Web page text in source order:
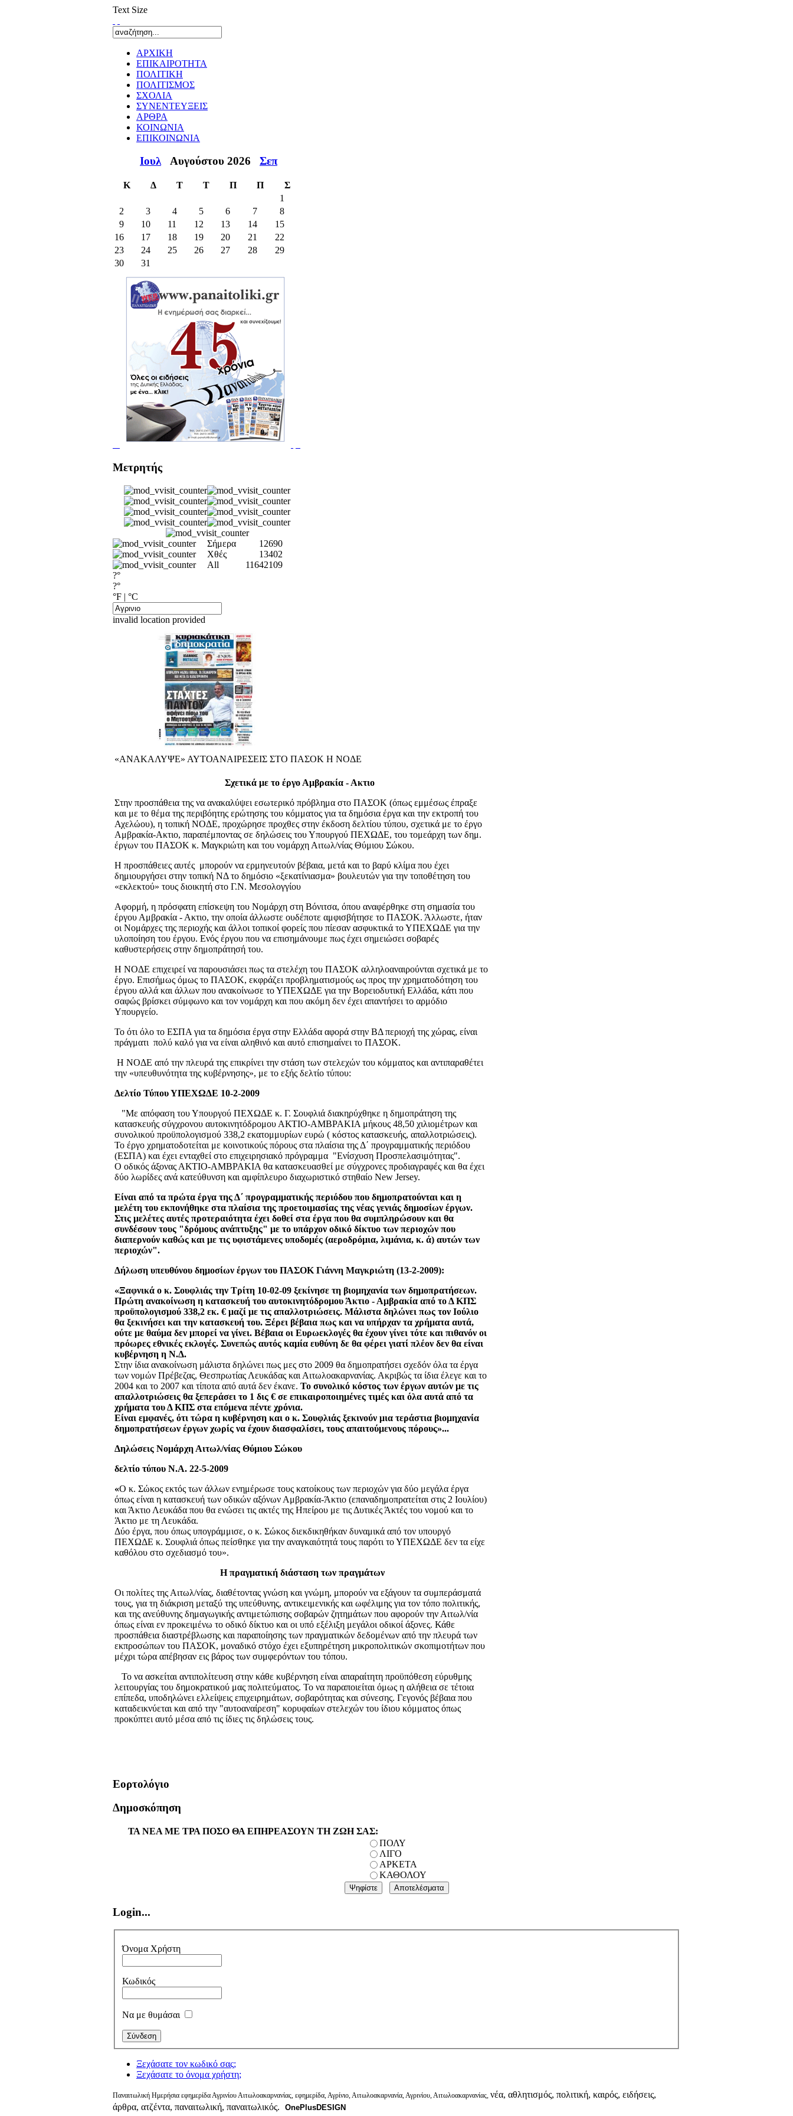
Text Size
ΑΡΧΙΚΗ
ΕΠΙΚΑΙΡΟΤΗΤΑ
ΠΟΛΙΤΙΚΗ
ΠΟΛΙΤΙΣΜΟΣ
ΣΧΟΛΙΑ
ΣΥΝΕΝΤΕΥΞΕΙΣ
ΑΡΘΡΑ
ΚΟΙΝΩΝΙΑ
ΕΠΙΚΟΙΝΩΝΙΑ
Ιουλ Αυγούστου 2026 Σεπ
Κ Δ Τ Τ Π Π
Σ
1
2
3 4 5 6 7
8
9
10 11 12 13 14
15
16
17 18 19 20 21
22
23
24 25 26 27 28
29
30
31
Μετρητής
Σήμερα
12690
Χθές
13402
All
11642109
?°
?°
°F | °C
invalid location provided
«ΑΝΑΚΑΛΥΨΕ» ΑΥΤΟΑΝΑΙΡΕΣΕΙΣ ΣΤΟ ΠΑΣΟΚ Η ΝΟΔΕ
Σχετικά με το έργο Αμβρακία - Ακτιο
Στην προσπάθεια της να ανακαλύψει εσωτερικό πρόβλημα στο ΠΑΣΟΚ (όπως εμμέσως έπραξε
και με το θέμα της περιβόητης ερώτησης του κόμματος για τα δημόσια έργα και την εκτροπή του
Αχελώου), η τοπική ΝΟΔΕ, προχώρησε προχθες στην έκδοση δελτίου τύπου, σχετικά με το έργο
Αμβρακία-Ακτιο, παραπέμποντας σε δηλώσεις του Υπουργού ΠΕΧΩΔΕ, του τομεάρχη των δημ.
έργων του ΠΑΣΟΚ κ. Μαγκριώτη και του νομάρχη Αιτωλ/νίας Θύμιου Σώκου.
Η προσπάθειες αυτές μπορούν να ερμηνευτούν βέβαια, μετά και το βαρύ κλίμα που έχει
δημιουργήσει στην τοπική ΝΔ το δημόσιο «ξεκατίνιασμα» βουλευτών για την τοποθέτηση του
«εκλεκτού» τους διοικητή στο Γ.Ν. Μεσολογγίου
Αφορμή, η πρόσφατη επίσκεψη του Νομάρχη στη Βόνιτσα, όπου αναφέρθηκε στη σημασία του
έργου Αμβρακία - Ακτιο, την οποία άλλωστε ουδέποτε αμφισβήτησε το ΠΑΣΟΚ. Άλλωστε, ήταν
οι Νομάρχες της περιοχής και άλλοι τοπικοί φορείς που πίεσαν ασφυκτικά το ΥΠΕΧΩΔΕ για την
υλοποίηση του έργου. Ενός έργου που να επισημάνουμε πως έχει σημειώσει σοβαρές
καθυστερήσεις στην δημοπράτησή του.
Η ΝΟΔΕ επιχειρεί να παρουσιάσει πως τα στελέχη του ΠΑΣΟΚ αλληλοαναιρούνται σχετικά με το
έργο. Επισήμως όμως το ΠΑΣΟΚ, εκφράζει προβληματισμούς ως προς την χρηματοδότηση του
έργου αλλά και άλλων που ανακοίνωσε το ΥΠΕΧΩΔΕ για την Βορειοδυτική Ελλάδα, κάτι που
σαφώς βρίσκει σύμφωνο και τον νομάρχη και που ακόμη δεν έχει απαντήσει το αρμόδιο
Υπουργείο.
Το ότι όλο το ΕΣΠΑ για τα δημόσια έργα στην Ελλάδα αφορά στην ΒΔ περιοχή της χώρας, είναι
πράγματι πολύ καλό για να είναι αληθινό και αυτό επισημαίνει το ΠΑΣΟΚ.
Η ΝΟΔΕ από την πλευρά της επικρίνει την στάση των στελεχών του κόμματος και αντιπαραθέτει
την «υπευθυνότητα της κυβέρνησης», με το εξής δελτίο τύπου:
Δελτίο Τύπου ΥΠΕΧΩΔΕ 10-2-2009
"Με απόφαση του Υπουργού ΠΕΧΩΔΕ κ. Γ. Σουφλιά διακηρύχθηκε η δημοπράτηση της
κατασκευής σύγχρονου αυτοκινητόδρομου ΑΚΤΙΟ-ΑΜΒΡΑΚΙΑ μήκους 48,50 χιλιομέτρων και
συνολικού προϋπολογισμού 338,2 εκατομμυρίων ευρώ ( κόστος κατασκευής, απαλλοτριώσεις).
Το έργο χρηματοδοτείται με κοινοτικούς πόρους στα πλαίσια της Δ΄ προγραμματικής περιόδου
(ΕΣΠΑ) και έχει ενταχθεί στο επιχειρησιακό πρόγραμμα "Ενίσχυση Προσπελασιμότητας".
Ο οδικός άξονας ΑΚΤΙΟ-ΑΜΒΡΑΚΙΑ θα κατασκευασθεί με σύγχρονες προδιαγραφές και θα έχει
δύο λωρίδες ανά κατεύθυνση και αμφίπλευρο διαχωριστικό στηθαίο New Jersey.
Είναι από τα πρώτα έργα της Δ΄ προγραμματικής περιόδου που δημοπρατούνται και η
μελέτη του εκπονήθηκε στα πλαίσια της προετοιμασίας της νέας γενιάς δημοσίων έργων.
Στις μελέτες αυτές προτεραιότητα έχει δοθεί στα έργα που θα συμπληρώσουν και θα
συνδέσουν τους "δρόμους ανάπτυξης" με το υπάρχον οδικό δίκτυο των περιοχών που
διαπερνούν καθώς και με τις υφιστάμενες υποδομές (αεροδρόμια, λιμάνια, κ. ά) αυτών των
περιοχών".
Δήλωση υπευθύνου δημοσίων έργων του ΠΑΣΟΚ Γιάννη Μαγκριώτη (13-2-2009):
«Ξαφνικά ο κ. Σουφλιάς την Τρίτη 10-02-09 ξεκίνησε τη βιομηχανία των δημοπρατήσεων.
Πρώτη ανακοίνωση η κατασκευή του αυτοκινητόδρομου Άκτιο - Αμβρακία από το Δ ΚΠΣ
προϋπολογισμού 338,2 εκ. € μαζί με τις απαλλοτριώσεις. Μάλιστα δηλώνει πως τον Ιούλιο
θα ξεκινήσει και την κατασκευή του. Ξέρει βέβαια πως και να υπήρχαν τα χρήματα αυτά,
ούτε με θαύμα δεν μπορεί να γίνει. Βέβαια οι Ευρωεκλογές θα έχουν γίνει τότε και πιθανόν οι
πρόωρες εθνικές εκλογές. Συνεπώς αυτός καμία ευθύνη δε θα φέρει γιατί πλέον δεν θα είναι
κυβέρνηση η Ν.Δ.
Στην ίδια ανακοίνωση μάλιστα δηλώνει πως μες στο 2009 θα δημοπρατήσει σχεδόν όλα τα έργα
των νομών Πρέβεζας, Θεσπρωτίας Λευκάδας και Αιτωλοακαρνανίας. Ακριβώς τα ίδια έλεγε και το
2004 και το 2007 και τίποτα από αυτά δεν έκανε. Το συνολικό κόστος των έργων αυτών με τις
απαλλοτριώσεις θα ξεπεράσει το 1 δις € σε επικαιροποιημένες τιμές και όλα αυτά από τα
χρήματα του Δ ΚΠΣ στα επόμενα πέντε χρόνια.
Είναι εμφανές, ότι τώρα η κυβέρνηση και ο κ. Σουφλιάς ξεκινούν μια τεράστια βιομηχανία
δημοπρατήσεων έργων χωρίς να έχουν διασφαλίσει, τους απαιτούμενους πόρους»...
Δηλώσεις Νομάρχη Αιτωλ/νίας Θύμιου Σώκου
δελτίο τύπου Ν.Α. 22-5-2009
«Ο κ. Σώκος εκτός των άλλων ενημέρωσε τους κατοίκους των περιοχών για δύο μεγάλα έργα
όπως είναι η κατασκευή των οδικών αξόνων Αμβρακία-Άκτιο (επαναδημοπρατείται στις 2 Ιουλίου)
και Άκτιο Λευκάδα που θα ενώσει τις ακτές της Ηπείρου με τις Δυτικές Άκτές του νομού και το
Άκτιο με τη Λευκάδα.
Δύο έργα, που όπως υπογράμμισε, ο κ. Σώκος διεκδικηθήκαν δυναμικά από τον υπουργό
ΠΕΧΩΔΕ κ. Σουφλιά όπως πείσθηκε για την αναγκαιότητά τους παρότι το ΥΠΕΧΩΔΕ δεν τα είχε
καθόλου στο σχεδιασμό του».
Η πραγματική διάσταση των πραγμάτων
Οι πολίτες της Αιτωλ/νίας, διαθέτοντας γνώση και γνώμη, μπορούν να εξάγουν τα συμπεράσματά
τους, για τη διάκριση μεταξύ της υπεύθυνης, αντικειμενικής και ωφέλιμης για τον τόπο πολιτικής,
και της ανεύθυνης δημαγωγικής αντιμετώπισης σοβαρών ζητημάτων που αφορούν την Αιτωλ/νία
όπως είναι εν προκειμένω το οδικό δίκτυο και οι υπό εξέλιξη μεγάλοι οδικοί άξονες. Κάθε
προσπάθεια διαστρέβλωσης και παραποίησης των πραγματικών δεδομένων από την πλευρά των
εκπροσώπων του ΠΑΣΟΚ, μοναδικό στόχο έχει εξυπηρέτηση μικροπολιτικών σκοπιμοτήτων που
μέχρι τώρα απέβησαν εις βάρος των συμφερόντων του τόπου.
Το να ασκείται αντιπολίτευση στην κάθε κυβέρνηση είναι απαραίτητη προϋπόθεση εύρυθμης
λειτουργίας του δημοκρατικού μας πολιτεύματος. Το να παραποιείται όμως η αλήθεια σε τέτοια
επίπεδα, υποδηλώνει ελλείψεις επιχειρημάτων, σοβαρότητας και σύνεσης. Γεγονός βέβαια που
καταδεικνύεται και από την "αυτοαναίρεση" κορυφαίων στελεχών του ίδιου κόμματος όπως
προκύπτει αυτό μέσα από τις ίδιες τις δηλώσεις τους.
Εορτολόγιο
Δημοσκόπηση
ΤΑ ΝΕΑ ΜΕ ΤΡΑ ΠΟΣΟ ΘΑ ΕΠΗΡΕΑΣΟΥΝ ΤΗ ΖΩΗ ΣΑΣ:
ΠΟΛΥ
ΛΙΓΟ
ΑΡΚΕΤΑ
ΚΑΘΟΛΟΥ
Login...
Όνομα Χρήστη
Κωδικός
Να με θυμάσαι
Ξεχάσατε τον κωδικό σας;
Ξεχάσατε το όνομα χρήστη;
Παναιτωλική Ημερήσια εφημερίδα Αγρινίου Αιτωλοακαρνανίας, εφημερίδα, Αγρίνιο, Αιτωλοακαρνανία, Αγρινίου, Αιτωλοακαρνανίας, νέα, αθλητισμός, πολιτική, καιρός, ειδήσεις,
άρθρα, ατζέντα, παναιτωλική, παναιτωλικός.
OnePlusDESIGN